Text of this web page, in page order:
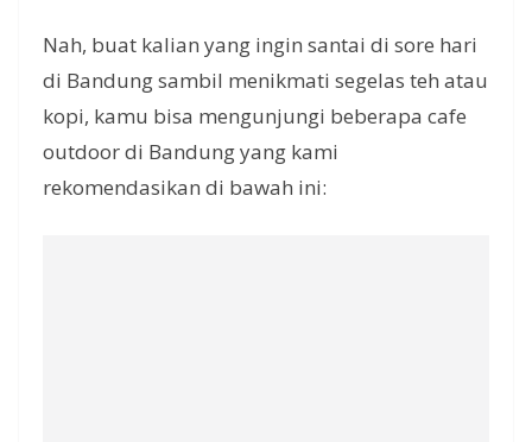
Nah, buat kalian yang ingin santai di sore hari
di Bandung sambil menikmati segelas teh atau
kopi, kamu bisa mengunjungi beberapa cafe
outdoor di Bandung yang kami
rekomendasikan di bawah ini: